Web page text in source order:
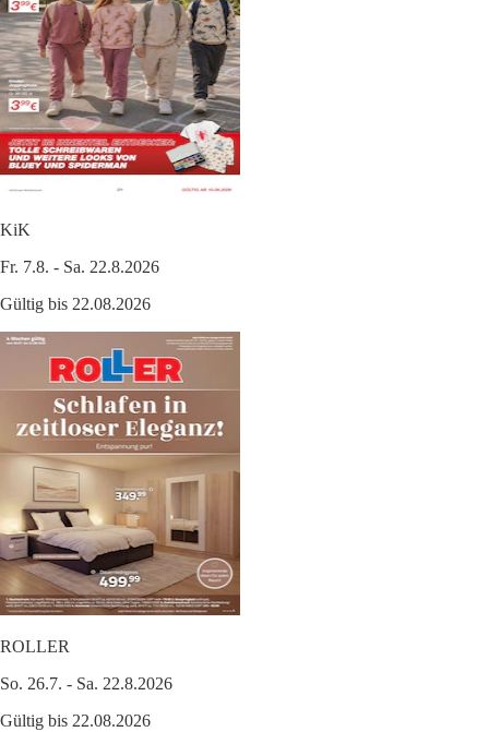
KiK
Fr. 7.8. - Sa. 22.8.2026
Gültig bis 22.08.2026
ROLLER
So. 26.7. - Sa. 22.8.2026
Gültig bis 22.08.2026